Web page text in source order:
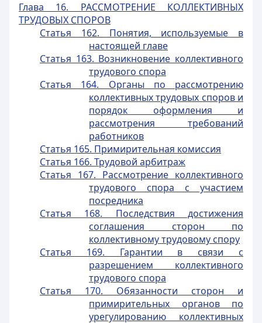
Глава 16. РАССМОТРЕНИЕ КОЛЛЕКТИВНЫХ
ТРУДОВЫХ СПОРОВ
Статья 162. Понятия, используемые в
настоящей главе
Статья 163. Возникновение коллективного
трудового спора
Статья 164. Органы по рассмотрению
коллективных трудовых споров и
порядок оформления и
рассмотрения требований
работников
Статья 165. Примирительная комиссия
Статья 166. Трудовой арбитраж
Статья 167. Рассмотрение коллективного
трудового спора с участием
посредника
Статья 168. Последствия достижения
соглашения сторон по
коллективному трудовому спору
Статья 169. Гарантии в связи с
разрешением коллективного
трудового спора
Статья 170. Обязанности сторон и
примирительных органов по
урегулированию коллективных